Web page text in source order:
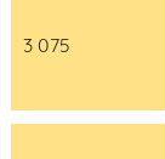
3 075